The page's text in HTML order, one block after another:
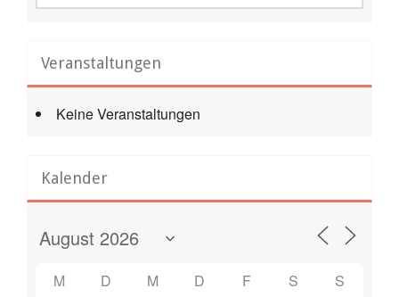
Veranstaltungen
Keine Veranstaltungen
Kalender
M D M D F S S